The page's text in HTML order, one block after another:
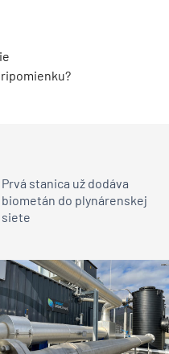
Prvá stanica už dodáva
biometán do plynárenskej
siete